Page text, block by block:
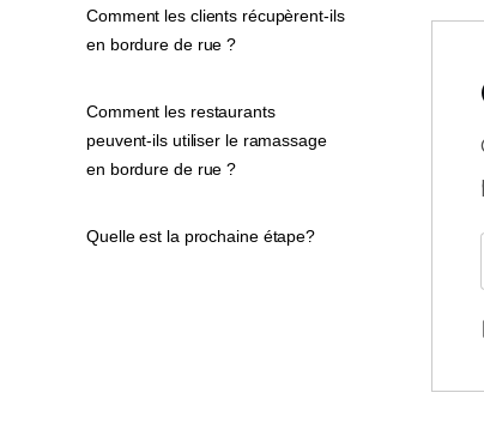
Comment les clients récupèrent-ils
en bordure de rue ?
Comment les restaurants
peuvent-ils utiliser le ramassage
en bordure de rue ?
Quelle est la prochaine étape?